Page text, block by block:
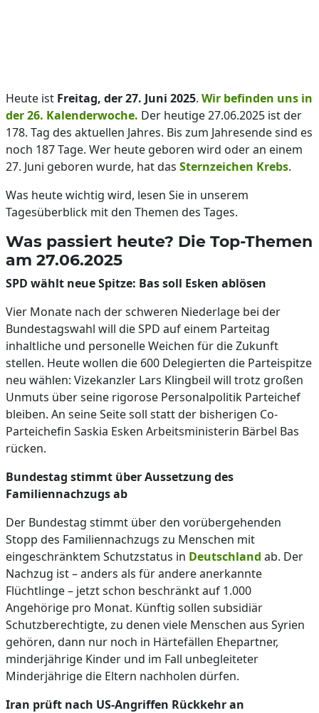
Heute ist Freitag, der 27. Juni 2025. Wir befinden uns in
der 26. Kalenderwoche. Der heutige 27.06.2025 ist der
178. Tag des aktuellen Jahres. Bis zum Jahresende sind es
noch 187 Tage. Wer heute geboren wird oder an einem
27. Juni geboren wurde, hat das Sternzeichen Krebs.
Was heute wichtig wird, lesen Sie in unserem
Tagesüberblick mit den Themen des Tages.
Was passiert heute? Die Top-Themen
am 27.06.2025
SPD wählt neue Spitze: Bas soll Esken ablösen
Vier Monate nach der schweren Niederlage bei der
Bundestagswahl will die SPD auf einem Parteitag
inhaltliche und personelle Weichen für die Zukunft
stellen. Heute wollen die 600 Delegierten die Parteispitze
neu wählen: Vizekanzler Lars Klingbeil will trotz großen
Unmuts über seine rigorose Personalpolitik Parteichef
bleiben. An seine Seite soll statt der bisherigen Co-
Parteichefin Saskia Esken Arbeitsministerin Bärbel Bas
rücken.
Bundestag stimmt über Aussetzung des
Familiennachzugs ab
Der Bundestag stimmt über den vorübergehenden
Stopp des Familiennachzugs zu Menschen mit
eingeschränktem Schutzstatus in Deutschland ab. Der
Nachzug ist – anders als für andere anerkannte
Flüchtlinge – jetzt schon beschränkt auf 1.000
Angehörige pro Monat. Künftig sollen subsidiär
Schutzberechtigte, zu denen viele Menschen aus Syrien
gehören, dann nur noch in Härtefällen Ehepartner,
minderjährige Kinder und im Fall unbegleiteter
Minderjährige die Eltern nachholen dürfen.
Iran prüft nach US-Angriffen Rückkehr an